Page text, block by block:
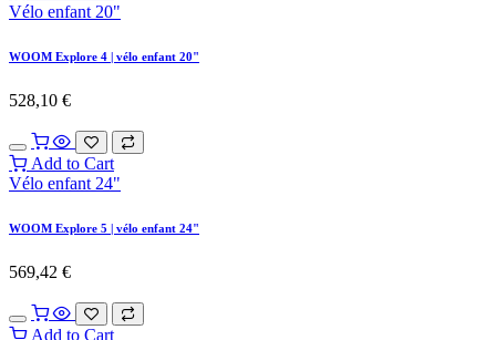
Vélo enfant 20"
WOOM Explore 4 | vélo enfant 20"
528,10 €
Add to Cart
Vélo enfant 24"
WOOM Explore 5 | vélo enfant 24"
569,42 €
Add to Cart